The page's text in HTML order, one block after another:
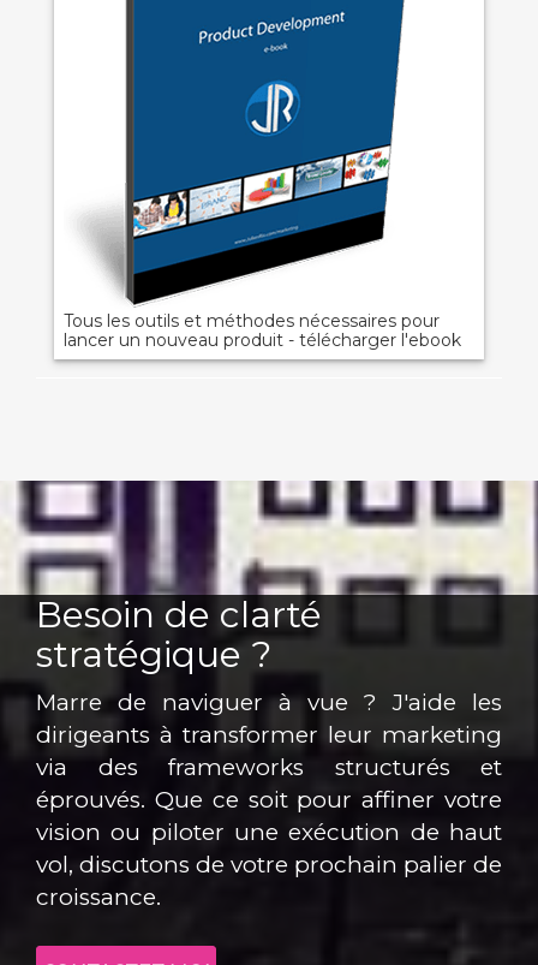
Tous les outils et méthodes nécessaires pour
lancer un nouveau produit - télécharger l'ebook
Besoin de clarté
stratégique ?
Marre de naviguer à vue ? J'aide les
dirigeants à transformer leur marketing
via des frameworks structurés et
éprouvés. Que ce soit pour affiner votre
vision ou piloter une exécution de haut
vol, discutons de votre prochain palier de
croissance.